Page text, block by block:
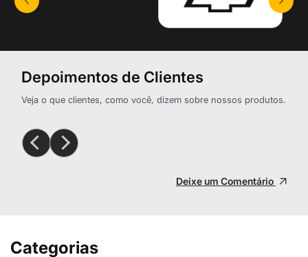
Depoimentos de Clientes
Veja o que clientes, como você, dizem sobre nossos produtos.
Deixe um Comentário
Categorias